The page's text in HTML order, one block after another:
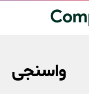
واسنجی